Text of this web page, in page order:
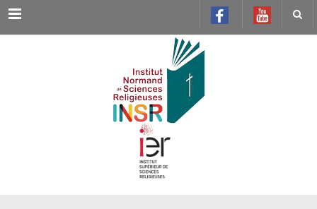
Menu